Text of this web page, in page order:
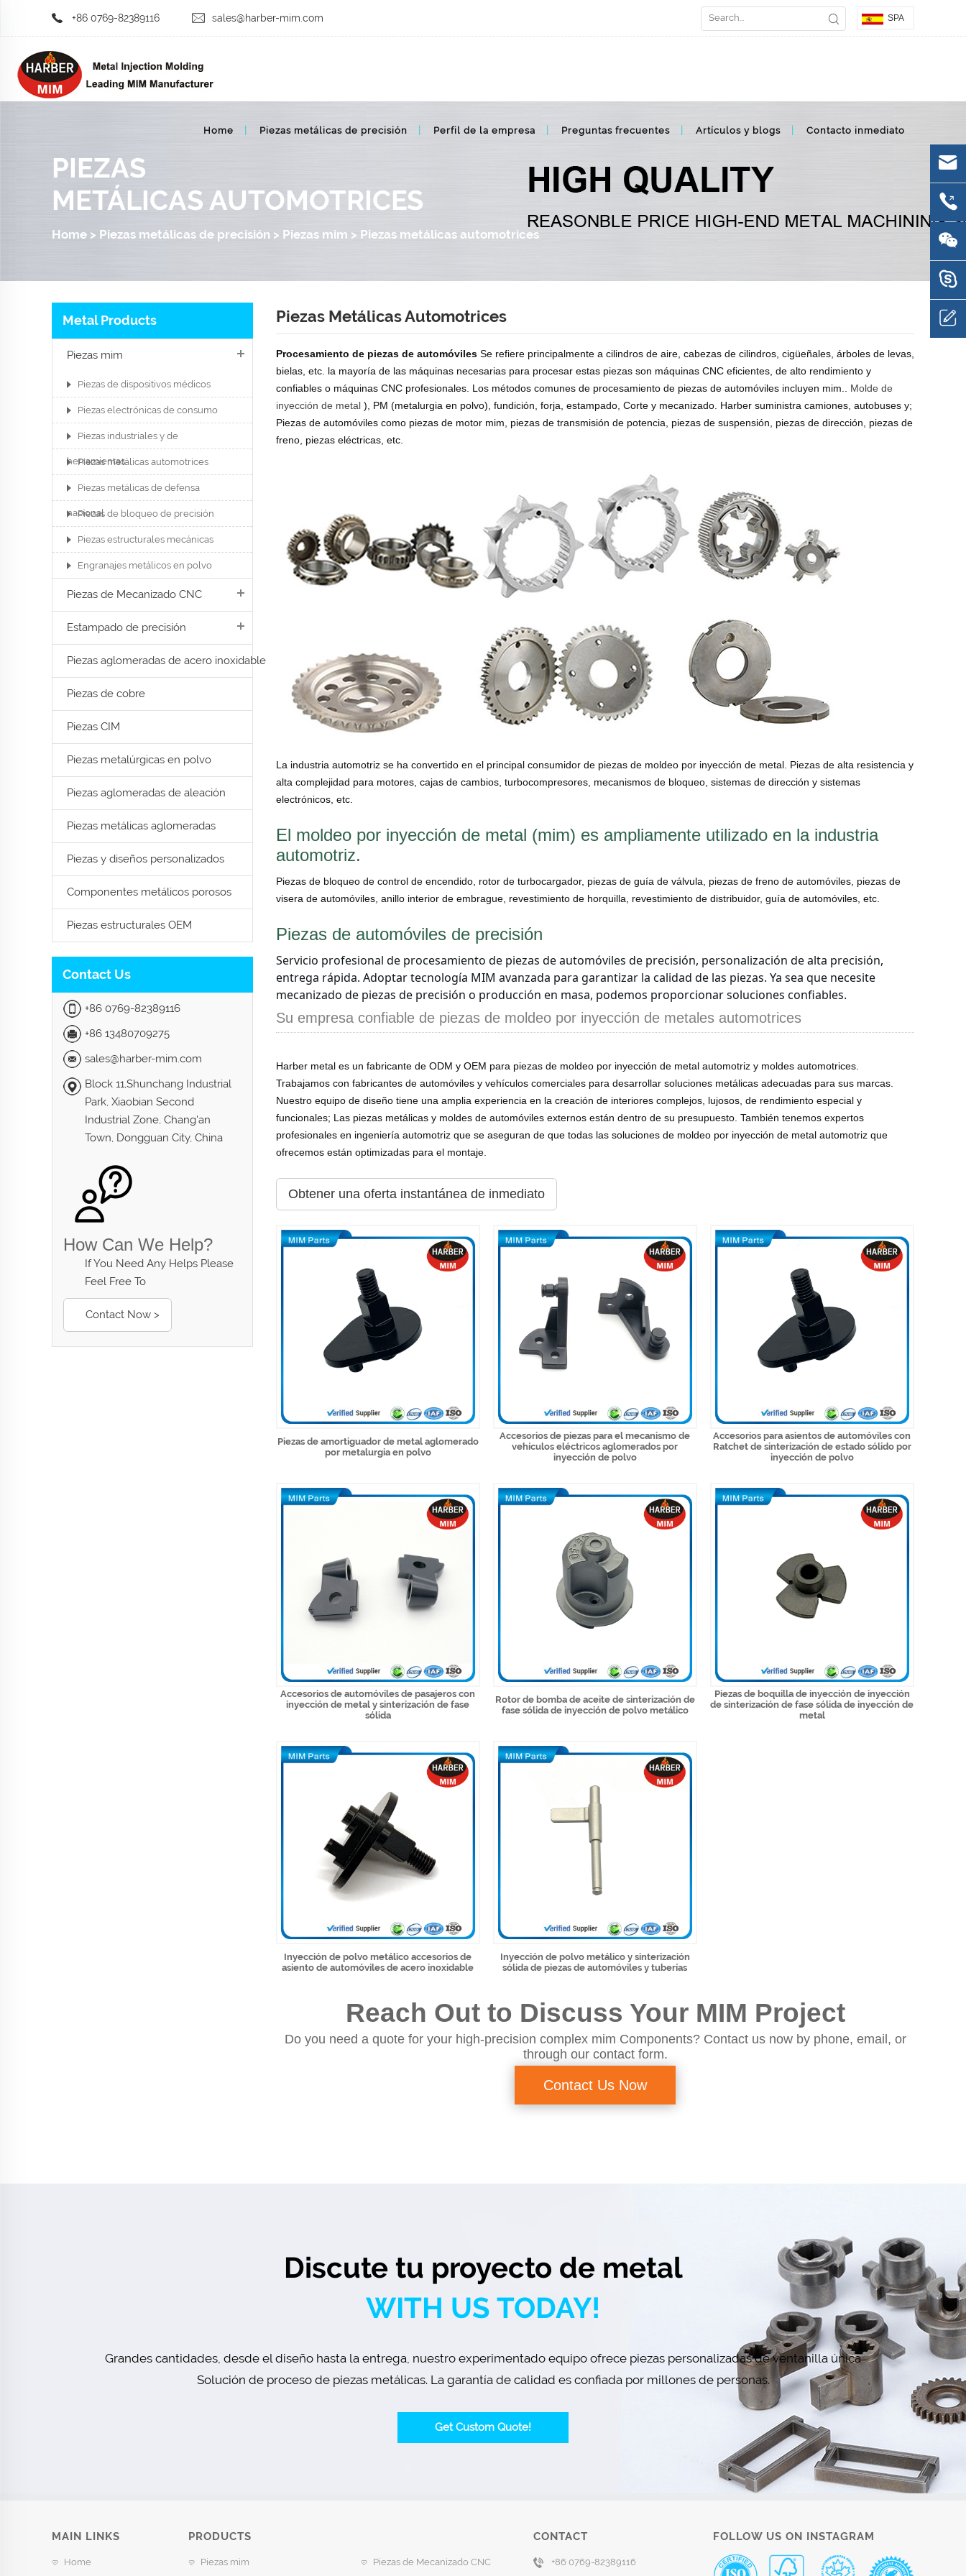
+86 0769-82389116 sales@harber-mim.com SPA
Home Piezas metálicas de precisión Perfil de la empresa Preguntas frecuentes Artículos y blogs Contacto inmediato
PIEZAS
METÁLICAS AUTOMOTRICES
Home > Piezas metálicas de precisión > Piezas mim > Piezas metálicas automotrices
Metal Products
Piezas mim
Piezas de dispositivos médicos
Piezas electrónicas de consumo
Piezas industriales y de
herramientas
Piezas metálicas automotrices
Piezas metálicas de defensa
nacional
Piezas de bloqueo de precisión
Piezas estructurales mecánicas
Engranajes metálicos en polvo
Piezas de Mecanizado CNC
Estampado de precisión
Piezas aglomeradas de acero inoxidable
Piezas de cobre
Piezas CIM
Piezas metalúrgicas en polvo
Piezas aglomeradas de aleación
Piezas metálicas aglomeradas
Piezas y diseños personalizados
Componentes metálicos porosos
Piezas estructurales OEM
Contact Us
+86 0769-82389116
+86 13480709275
sales@harber-mim.com
Block 11,Shunchang Industrial
Park, Xiaobian Second
Industrial Zone, Chang'an
Town, Dongguan City, China
How Can We Help?
If You Need Any Helps Please
Feel Free To
Contact Now >
Piezas Metálicas Automotrices
Procesamiento de piezas de automóviles Se refiere principalmente a cilindros de aire, cabezas de cilindros, cigüeñales, árboles de levas,
bielas, etc. la mayoría de las máquinas necesarias para procesar estas piezas son máquinas CNC eficientes, de alto rendimiento y
confiables o máquinas CNC profesionales. Los métodos comunes de procesamiento de piezas de automóviles incluyen mim.. Molde de
inyección de metal ), PM (metalurgia en polvo), fundición, forja, estampado, Corte y mecanizado. Harber suministra camiones, autobuses y;
Piezas de automóviles como piezas de motor mim, piezas de transmisión de potencia, piezas de suspensión, piezas de dirección, piezas de
freno, piezas eléctricas, etc.
La industria automotriz se ha convertido en el principal consumidor de piezas de moldeo por inyección de metal. Piezas de alta resistencia y
alta complejidad para motores, cajas de cambios, turbocompresores, mecanismos de bloqueo, sistemas de dirección y sistemas
electrónicos, etc.
El moldeo por inyección de metal (mim) es ampliamente utilizado en la industria
automotriz.
Piezas de bloqueo de control de encendido, rotor de turbocargador, piezas de guía de válvula, piezas de freno de automóviles, piezas de
visera de automóviles, anillo interior de embrague, revestimiento de horquilla, revestimiento de distribuidor, guía de automóviles, etc.
Piezas de automóviles de precisión
Servicio profesional de procesamiento de piezas de automóviles de precisión, personalización de alta precisión,
entrega rápida. Adoptar tecnología MIM avanzada para garantizar la calidad de las piezas. Ya sea que necesite
mecanizado de piezas de precisión o producción en masa, podemos proporcionar soluciones confiables.
Su empresa confiable de piezas de moldeo por inyección de metales automotrices
Harber metal es un fabricante de ODM y OEM para piezas de moldeo por inyección de metal automotriz y moldes automotrices.
Trabajamos con fabricantes de automóviles y vehículos comerciales para desarrollar soluciones metálicas adecuadas para sus marcas.
Nuestro equipo de diseño tiene una amplia experiencia en la creación de interiores complejos, lujosos, de rendimiento especial y
funcionales; Las piezas metálicas y moldes de automóviles externos están dentro de su presupuesto. También tenemos expertos
profesionales en ingeniería automotriz que se aseguran de que todas las soluciones de moldeo por inyección de metal automotriz que
ofrecemos están optimizadas para el montaje.
Obtener una oferta instantánea de inmediato
Piezas de amortiguador de metal aglomerado
por metalurgia en polvo
Accesorios de piezas para el mecanismo de
vehículos eléctricos aglomerados por
inyección de polvo
Accesorios para asientos de automóviles con
Ratchet de sinterización de estado sólido por
inyección de polvo
Accesorios de automóviles de pasajeros con
inyección de metal y sinterización de fase
sólida
Rotor de bomba de aceite de sinterización de
fase sólida de inyección de polvo metálico
Piezas de boquilla de inyección de inyección
de sinterización de fase sólida de inyección de
metal
Inyección de polvo metálico accesorios de
asiento de automóviles de acero inoxidable
Inyección de polvo metálico y sinterización
sólida de piezas de automóviles y tuberías
Reach Out to Discuss Your MIM Project
Do you need a quote for your high-precision complex mim Components? Contact us now by phone, email, or
through our contact form.
Contact Us Now
Discute tu proyecto de metal
WITH US TODAY!
Grandes cantidades, desde el diseño hasta la entrega, nuestro experimentado equipo ofrece piezas personalizadas de ventanilla única
Solución de proceso de piezas metálicas. La garantía de calidad es confiada por millones de personas.
Get Custom Quote!
MAIN LINKS
Home
PRODUCTS
Piezas mim Piezas de Mecanizado CNC
CONTACT
+86 0769-82389116
FOLLOW US ON INSTAGRAM